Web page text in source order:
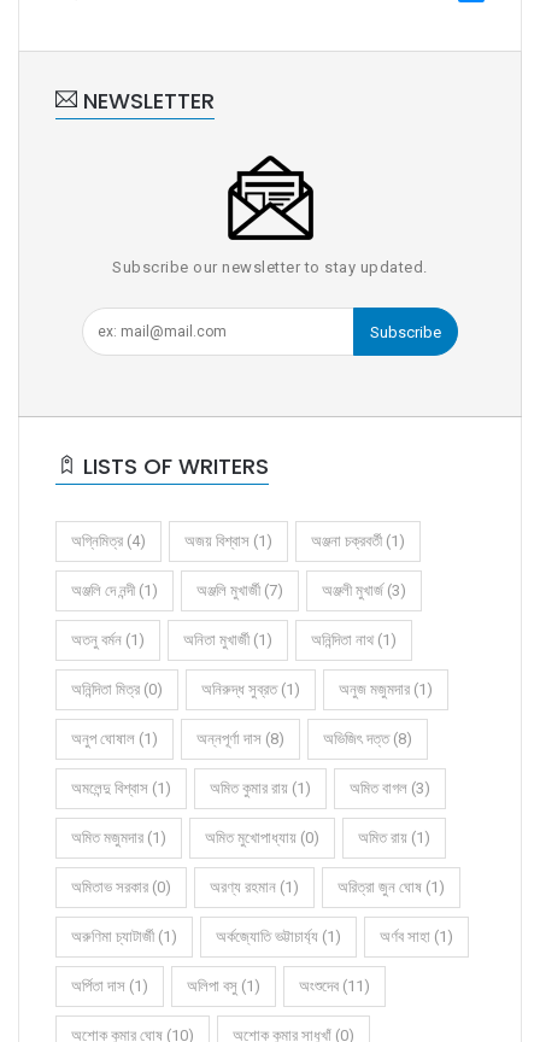
NEWSLETTER
Subscribe our newsletter to stay updated.
Subscribe
LISTS OF WRITERS
অগ্নিমিত্র (4) অজয় বিশ্বাস (1) অঞ্জনা চক্রবর্তী (1)
অঞ্জলি দে নন্দী (1) অঞ্জলি মুখার্জী (7) অঞ্জলী মুখার্জ (3)
অতনু বর্মন (1) অনিতা মুখার্জী (1) অনিন্দিতা নাথ (1)
অনিন্দিতা মিত্র (0) অনিরুদ্ধ সুব্রত (1) অনুজ মজুমদার (1)
অনুপ ঘোষাল (1) অন্নপূর্ণা দাস (8) অভিজিৎ দত্ত (8)
অমলেন্দু বিশ্বাস (1) অমিত কুমার রায় (1) অমিত বাগল (3)
অমিত মজুমদার (1) অমিত মুখোপাধ্যায় (0) অমিত রায় (1)
অমিতাভ সরকার (0) অরণ্য রহমান (1) অরিত্রা জুন ঘোষ (1)
অরুণিমা চ্যাটার্জী (1) অর্কজ্যোতি ভট্টাচার্য্য (1) অর্ণব সাহা (1)
অর্পিতা দাস (1) অলিপা বসু (1) অংশুদেব (11)
অশোক কুমার ঘোষ (10) অশোক কুমার সাধুখাঁ (0)